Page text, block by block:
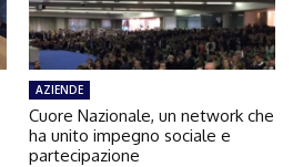
AZIENDE
Cuore Nazionale, un network che
ha unito impegno sociale e
partecipazione